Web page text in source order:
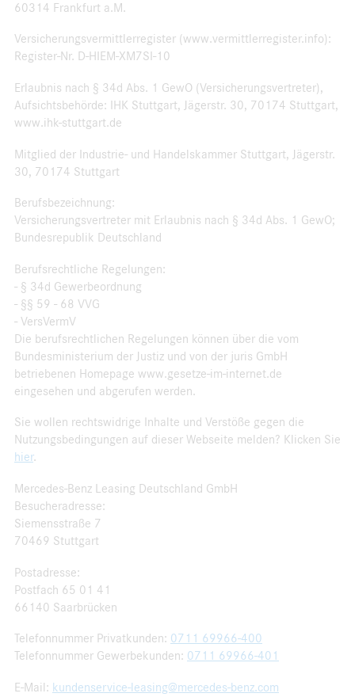
60314 Frankfurt a.M.
Versicherungsvermittlerregister (www.vermittlerregister.info):
Register-Nr. D-HIEM-XM7SI-10
Erlaubnis nach § 34d Abs. 1 GewO (Versicherungsvertreter),
Aufsichtsbehörde: IHK Stuttgart, Jägerstr. 30, 70174 Stuttgart,
www.ihk-stuttgart.de
Mitglied der Industrie- und Handelskammer Stuttgart, Jägerstr.
30, 70174 Stuttgart
Berufsbezeichnung:
Versicherungsvertreter mit Erlaubnis nach § 34d Abs. 1 GewO;
Bundesrepublik Deutschland
Berufsrechtliche Regelungen:
- § 34d Gewerbeordnung
- §§ 59 - 68 VVG
- VersVermV
Die berufsrechtlichen Regelungen können über die vom
Bundesministerium der Justiz und von der juris GmbH
betriebenen Homepage www.gesetze-im-internet.de
eingesehen und abgerufen werden.
Sie wollen rechtswidrige Inhalte und Verstöße gegen die
Nutzungsbedingungen auf dieser Webseite melden? Klicken Sie
hier.
Mercedes-Benz Leasing Deutschland GmbH
Besucheradresse:
Siemensstraße 7
70469 Stuttgart
Postadresse:
Postfach 65 01 41
66140 Saarbrücken
Telefonnummer Privatkunden: 0711 69966-400
Telefonnummer Gewerbekunden: 0711 69966-401
E-Mail: kundenservice-leasing@mercedes-benz.com